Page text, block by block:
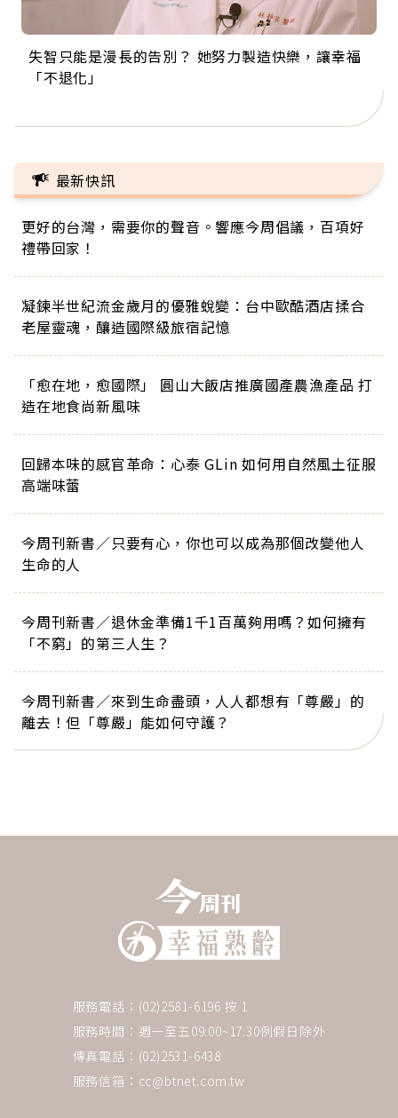
失智只能是漫長的告別？ 她努力製造快樂，讓幸福
「不退化」
來自剛果的巧克力神父 為台灣奉獻36年 「台灣是我
的家，我連作夢都講台語！」
63歲卸矽谷副總、搬回台灣找快樂！「蛋黃哥小
丑」走進安養院，逗樂上萬爺奶：退休後才開始真
104歲打破金氏世界紀錄 成為全球最年長羽球選
手，分享長壽的秘密原來是「這個」
事業巔峰他選擇追夢…黑手阿伯拉小提琴還登上小
巨蛋！連CNN都大讚！
最新快訊
更好的台灣，需要你的聲音。響應今周倡議，百項好
禮帶回家！
凝鍊半世紀流金歲月的優雅蛻變：台中歐酷酒店揉合
老屋靈魂，釀造國際級旅宿記憶
「愈在地，愈國際」 圓山大飯店推廣國產農漁產品 打
造在地食尚新風味
回歸本味的感官革命：心泰 GLin 如何用自然風土征服
高端味蕾
今周刊新書／只要有心，你也可以成為那個改變他人
生命的人
今周刊新書／退休金準備1千1百萬夠用嗎？如何擁有
「不窮」的第三人生？
今周刊新書／來到生命盡頭，人人都想有「尊嚴」的
離去！但「尊嚴」能如何守護？
服務電話：(02)2581-6196 按 1
服務時間：週一至五09:00~17:30例假日除外
傳真電話：(02)2531-6438
服務信箱： cc@btnet.com.tw